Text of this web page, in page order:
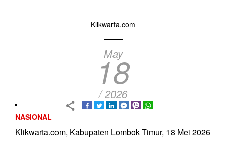
Klikwarta.com
May
18
/ 2026
NASIONAL
Klikwarta.com, Kabupaten Lombok Timur, 18 Mei 2026